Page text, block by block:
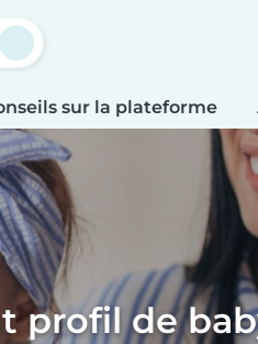
sur la plateforme
profil de